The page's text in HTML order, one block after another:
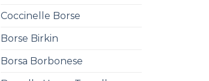
Coccinelle Borse
Borse Birkin
Borsa Borbonese